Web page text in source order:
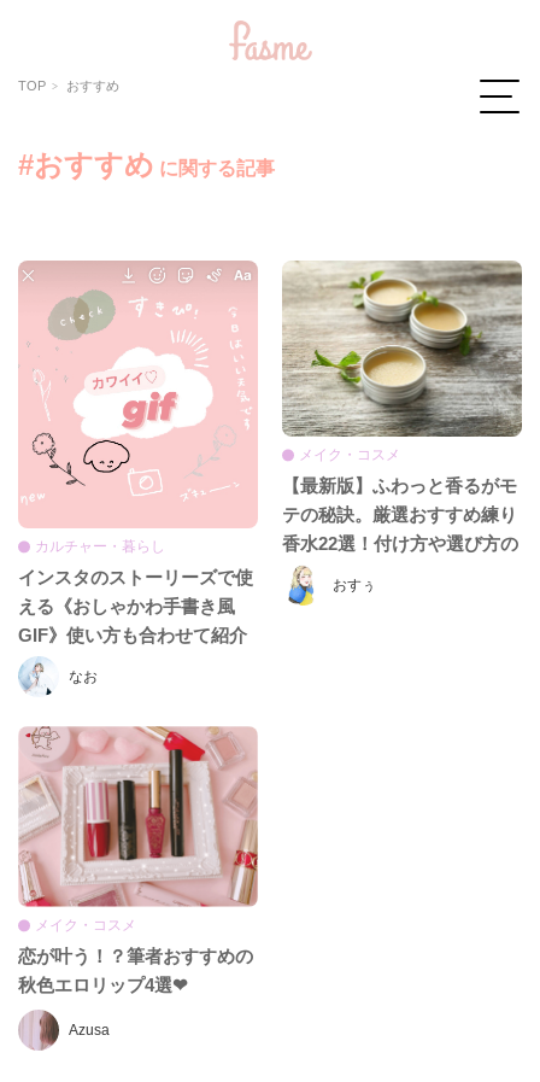
TOP おすすめ
#おすすめ に関する記事
なお
カルチャー・暮らし
インスタのストーリーズで使
える《おしゃかわ手書き風
GIF》使い方も合わせて紹介
します♡
おすぅ
メイク・コスメ
【最新版】ふわっと香るがモ
テの秘訣。厳選おすすめ練り
香水22選！付け方や選び方の
ポイントもご紹介！
Azusa
メイク・コスメ
恋が叶う！？筆者おすすめの
秋色エロリップ4選❤︎